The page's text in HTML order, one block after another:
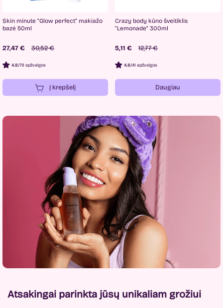
Skin minute "Glow perfect" makiažo
bazė 50ml
27,47 € 30,52 €
4.8/79 apžvalgos
Į krepšelį
Crazy body kūno šveitiklis
"Lemonade" 300ml
5,11 € 12,77 €
4.8/41 apžvalgos
Daugiau
Atsakingai parinkta jūsų unikaliam grožiui